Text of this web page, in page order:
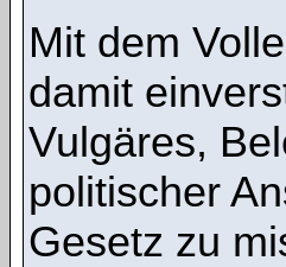
Mit dem
damit
Vulgäres,
politischer
Gesetz zu